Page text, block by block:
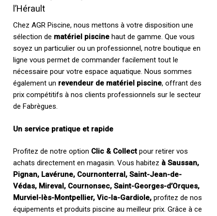
l’Hérault
Chez AGR Piscine, nous mettons à votre disposition une
sélection de matériel piscinehaut de gamme. Que vous
soyez un particulier ou un professionnel, notre boutique en
ligne vous permet de commander facilement tout le
nécessaire pour votre espace aquatique. Nous sommes
également un revendeur de matériel piscine, offrant des
prix compétitifs à nos clients professionnels sur le secteur
de Fabrègues.
Un service pratique et rapide
Profitez de notre option Clic & Collectpour retirer vos
achats directement en magasin. Vous habitez à Saussan,
Pignan, Lavérune, Cournonterral, Saint-Jean-de-
Védas, Mireval, Cournonsec, Saint-Georges-d’Orques,
Murviel-lès-Montpellier, Vic-la-Gardiole, profitez de nos
équipements et produits piscine au meilleur prix. Grâce à ce